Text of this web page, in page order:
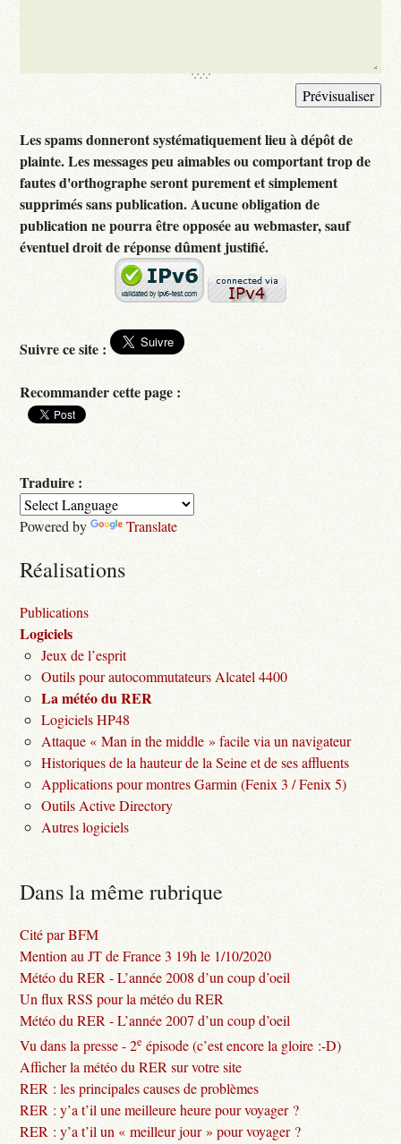
Les spams donneront systématiquement lieu à dépôt de
plainte. Les messages peu aimables ou comportant trop de
fautes d'orthographe seront purement et simplement
supprimés sans publication. Aucune obligation de
publication ne pourra être opposée au webmaster, sauf
éventuel droit de réponse dûment justifié.
Suivre ce site :
Recommander cette page :
Traduire :
Powered by Translate
Réalisations
Publications
Logiciels
Jeux de l’esprit
Outils pour autocommutateurs Alcatel 4400
La météo du RER
Logiciels HP48
Attaque « Man in the middle » facile via un navigateur
Historiques de la hauteur de la Seine et de ses affluents
Applications pour montres Garmin (Fenix 3 / Fenix 5)
Outils Active Directory
Autres logiciels
Dans la même rubrique
Cité par BFM
Mention au JT de France 3 19h le 1/10/2020
Météo du RER - L’année 2008 d’un coup d’oeil
Un flux RSS pour la météo du RER
Météo du RER - L’année 2007 d’un coup d’oeil
Vu dans la presse - 2e épisode (c’est encore la gloire :-D)
Afficher la météo du RER sur votre site
RER : les principales causes de problèmes
RER : y’a t’il une meilleure heure pour voyager ?
RER : y’a t’il un « meilleur jour » pour voyager ?